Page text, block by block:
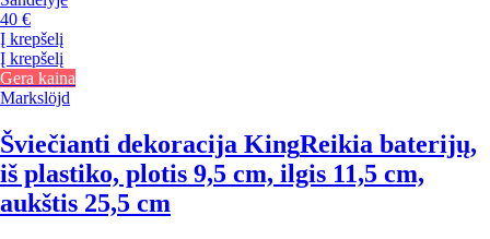
40 €
Į krepšelį
Į krepšelį
Gera kaina
Markslöjd
Šviečianti dekoracija KingReikia baterijų,
iš plastiko, plotis 9,5 cm, ilgis 11,5 cm,
aukštis 25,5 cm